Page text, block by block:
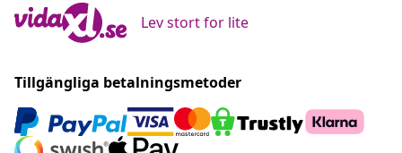
Lev stort for lite
Tillgängliga betalningsmetoder